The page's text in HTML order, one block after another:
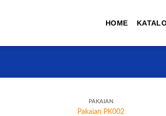
HOME
PAKAIAN
Pakaian PK002